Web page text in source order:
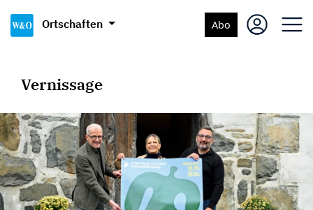
Ortschaften Abo
Vernissage